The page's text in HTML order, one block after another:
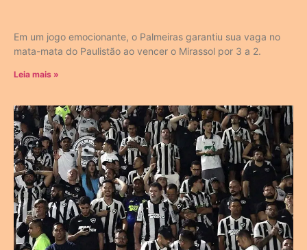
Em um jogo emocionante, o Palmeiras garantiu sua vaga no
mata-mata do Paulistão ao vencer o Mirassol por 3 a 2.
Leia mais »